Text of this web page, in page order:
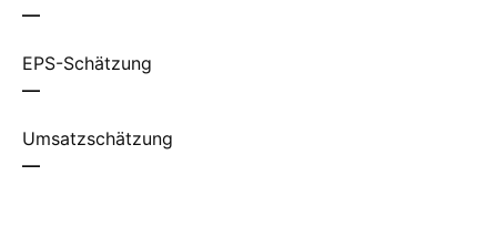
—
EPS-Schätzung
—
Umsatzschätzung
—